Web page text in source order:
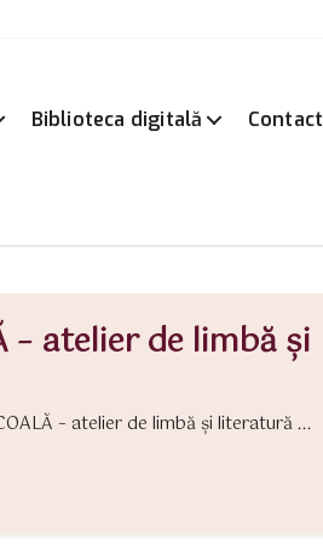
Biblioteca digitală
Contact
– atelier de limbă și
– atelier de limbă și literatură ...